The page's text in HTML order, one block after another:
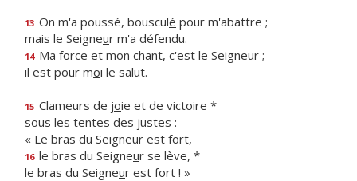
13 On m'a poussé, bousculé pour m'abattre ;
mais le Seigneur m'a défendu.
14 Ma force et mon chant, c'est le Seigneur ;
il est pour moi le salut.
15 Clameurs de joie et de victoire *
sous les tentes des justes :
« Le bras du Seigneur est fort,
16 le bras du Seigneur se lève, *
le bras du Seigneur est fort ! »